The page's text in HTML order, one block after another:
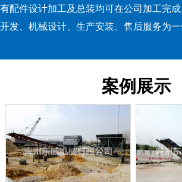
有配件设计加工及总装均可在公司加工完
开发、机械设计、生产安装、售后服务为一
案例展示